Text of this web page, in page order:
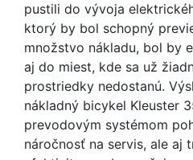
pustili do vývoja
ktorý by bol schopný
množstvo nákladu, bol by
aj do miest, kde sa už
prostriedky nedostanú.
nákladný bicykel Kleuster
prevodovým systémom
náročnosť na servis, ale aj